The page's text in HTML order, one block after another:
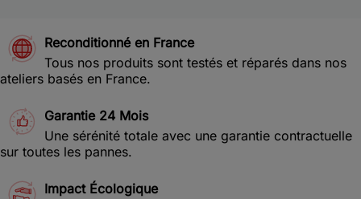
Reconditionné en France
Tous nos produits sont testés et réparés dans nos
ateliers basés en France.
Garantie 24 Mois
Une sérénité totale avec une garantie contractuelle
sur toutes les pannes.
Impact Écologique